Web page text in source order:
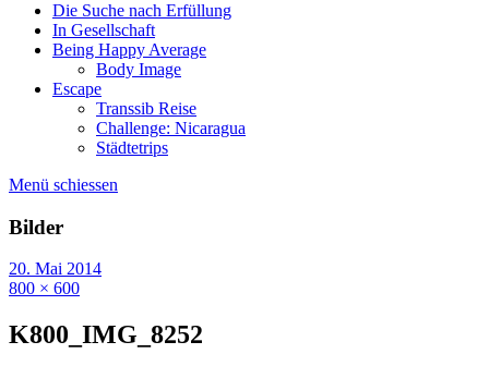
Die Suche nach Erfüllung
In Gesellschaft
Being Happy Average
Body Image
Escape
Transsib Reise
Challenge: Nicaragua
Städtetrips
Menü schiessen
Bilder
20. Mai 2014
800 × 600
K800_IMG_8252